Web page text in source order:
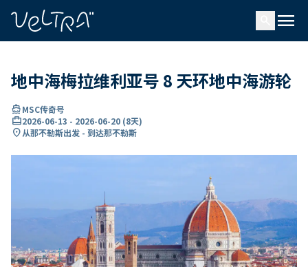
menu
地中海梅拉维利亚号 8 天环地中海游轮
directions_boatMSC传奇号
card_travel2026-06-13 - 2026-06-20 (8天)
location_on从那不勒斯出发 - 到达那不勒斯